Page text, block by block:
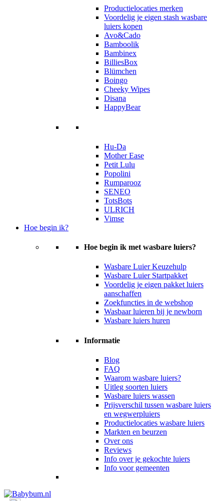
Productielocaties merken
Voordelig je eigen stash wasbare
luiers kopen
Avo&Cado
Bamboolik
Bambinex
BilliesBox
Blümchen
Boingo
Cheeky Wipes
Disana
HappyBear
Hu-Da
Mother Ease
Petit Lulu
Popolini
Rumparooz
SENEO
TotsBots
ULRICH
Vimse
Hoe begin ik?
Hoe begin ik met wasbare luiers?
Wasbare Luier Keuzehulp
Wasbare Luier Startpakket
Voordelig je eigen pakket luiers
aanschaffen
Zoekfuncties in de webshop
Wasbaar luieren bij je newborn
Wasbare luiers huren
Informatie
Blog
FAQ
Waarom wasbare luiers?
Uitleg soorten luiers
Wasbare luiers wassen
Prijsverschil tussen wasbare luiers
en wegwerpluiers
Productielocaties wasbare luiers
Markten en beurzen
Over ons
Reviews
Info over je gekochte luiers
Info voor gemeenten